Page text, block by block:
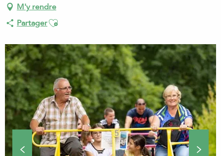
M'y rendre
PartagerAjouter aux favoris